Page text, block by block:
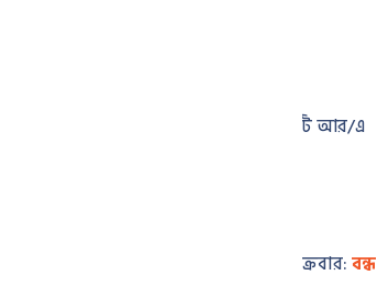
১৮/০৯, ব্লক বি, বসিলা সিটি আর/এ
(শনিবার – বৃহস্পতিবার) শুক্রবার:বন্ধ